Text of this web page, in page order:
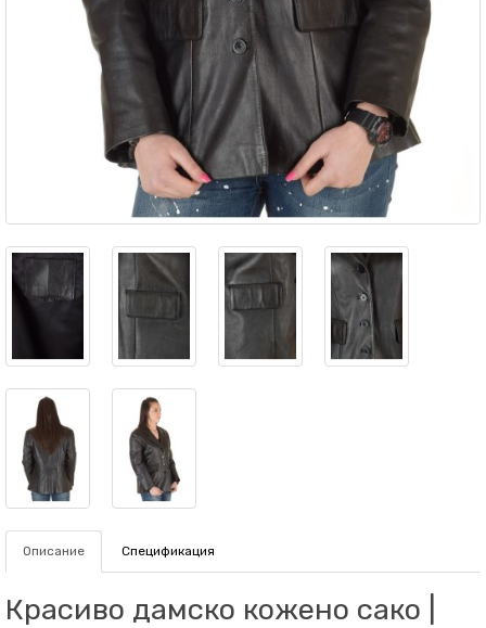
Описание Спецификация
Красиво дамско кожено сако |